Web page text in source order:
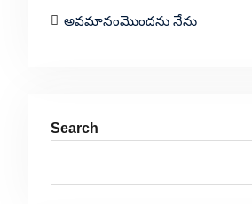
అవమానంమొందను నేను
Search